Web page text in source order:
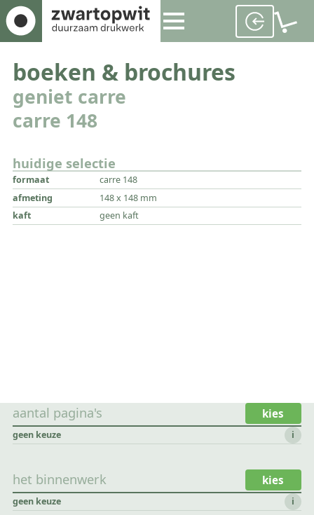
boeken & brochures
geniet carre
carre 148
huidige selectie
formaat
carre 148
afmeting
148 x 148 mm
kaft
geen kaft
aantal pagina's kies
geen keuze i
het binnenwerk kies
geen keuze i